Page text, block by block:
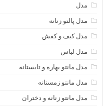
مدل
مدل پالتو زنانه
مدل کیف و کفش
مدل لباس
مدل مانتو بهاره و تابستانه
مدل مانتو زمستانه
مدل مانتو زنانه و دختران